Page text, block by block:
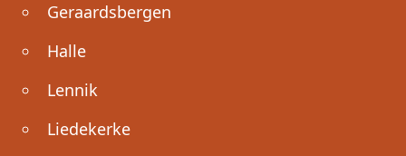
Geraardsbergen
Halle
Lennik
Liedekerke